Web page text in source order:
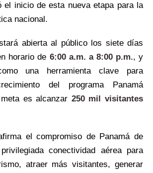
el inicio de esta nueva etapa para la
nacional.
abierta al público los siete días
horario de 6:00 a.m. a 8:00 p.m., y
una herramienta clave para
del programa Panamá
es alcanzar 250 mil visitantes
el compromiso de Panamá de
conectividad aérea para
atraer más visitantes, generar